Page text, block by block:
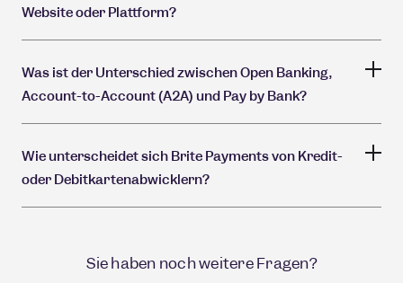
Website oder Plattform?
Was ist der Unterschied zwischen Open Banking,
Account-to-Account (A2A) und Pay by Bank?
Wie unterscheidet sich Brite Payments von Kredit-
oder Debitkartenabwicklern?
Sie haben noch weitere Fragen?